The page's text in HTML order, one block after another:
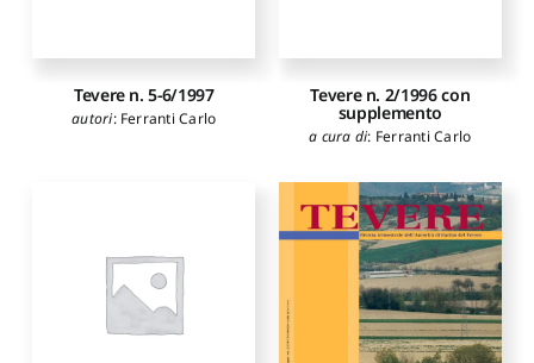
Tevere n. 5-6/1997
autori: Ferranti Carlo
Tevere n. 2/1996 con
supplemento
a cura di: Ferranti Carlo